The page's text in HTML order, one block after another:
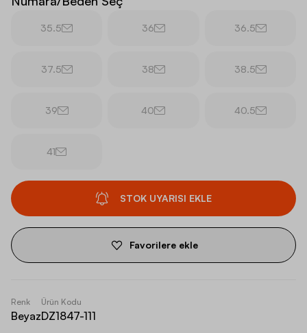
35.5 36 36.5
37.5 38 38.5
39 40 40.5
41
STOK UYARISI EKLE
Favorilere ekle
Renk
Beyaz
Ürün Kodu
DZ1847-111